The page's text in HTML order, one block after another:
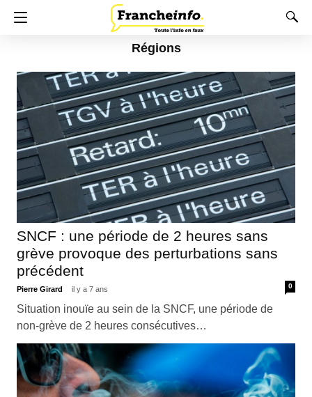
Régions
SNCF : une période de 2 heures sans
grève provoque des perturbations sans
précédent
Pierre Girard il y a 7 ans 0
Situation inouïe au sein de la SNCF, une période de
non-grève de 2 heures consécutives…